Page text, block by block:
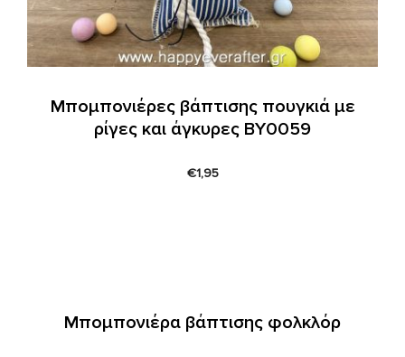
Μπομπονιέρες βάπτισης πουγκιά με
ρίγες και άγκυρες ΒΥ0059
€1,95
Μπομπονιέρα βάπτισης φολκλόρ